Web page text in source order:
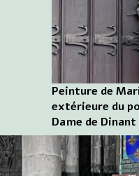
Peinture de
extérieure du
Dame de Dinant